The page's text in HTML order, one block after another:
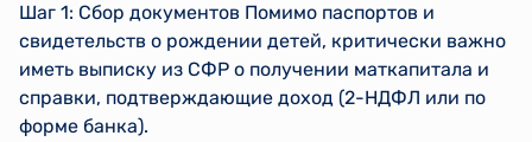
Шаг 1: Сбор документов Помимо паспортов и
свидетельств о рождении детей, критически важно
иметь выписку из СФР о получении маткапитала и
справки, подтверждающие доход (2-НДФЛ или по
форме банка).